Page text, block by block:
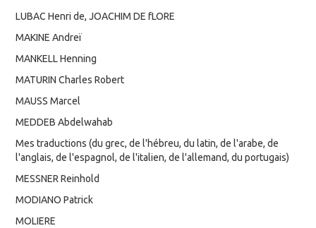
LUBAC Henri de, JOACHIM DE fLORE
MAKINE Andreï
MANKELL Henning
MATURIN Charles Robert
MAUSS Marcel
MEDDEB Abdelwahab
Mes traductions (du grec, de l'hébreu, du latin, de l'arabe, de
l'anglais, de l'espagnol, de l'italien, de l'allemand, du portugais)
MESSNER Reinhold
MODIANO Patrick
MOLIERE